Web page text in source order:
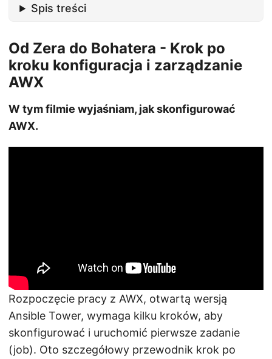
Spis treści
Od Zera do Bohatera - Krok po
kroku konfiguracja i zarządzanie
AWX
W tym filmie wyjaśniam, jak skonfigurować
AWX.
Rozpoczęcie pracy z AWX, otwartą wersją
Ansible Tower, wymaga kilku kroków, aby
skonfigurować i uruchomić pierwsze zadanie
(job). Oto szczegółowy przewodnik krok po